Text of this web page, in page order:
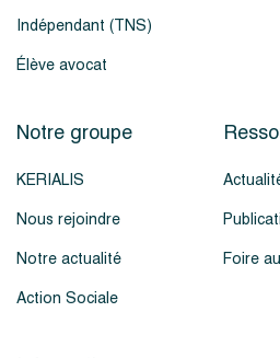
Indépendant (TNS)
Élève avocat
Notre groupe
KERIALIS
Nous rejoindre
Notre actualité
Action Sociale
Foire